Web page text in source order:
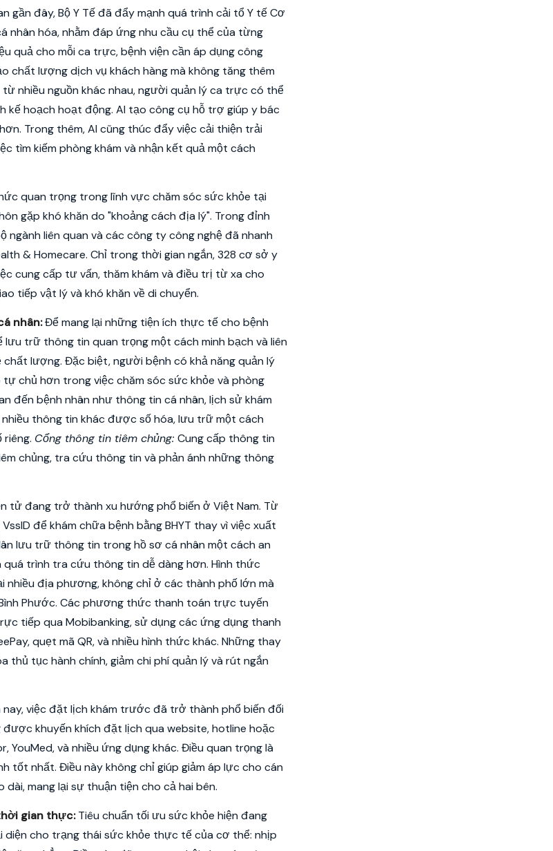
gần đây, Bộ Y Tế đã đẩy mạnh quá trình cải tổ Y tế Cơ
nhân hóa, nhằm đáp ứng nhu cầu cụ thể của từng
quả cho mỗi ca trực, bệnh viện cần áp dụng công
chất lượng dịch vụ khách hàng mà không tăng thêm
nhiều nguồn khác nhau, người quản lý ca trực có thể
kế hoạch hoạt động. AI tạo công cụ hỗ trợ giúp y bác
Trong thêm, AI cũng thúc đẩy việc cải thiện trải
tìm kiếm phòng khám và nhận kết quả một cách
quan trọng trong lĩnh vực chăm sóc sức khỏe tại
gặp khó khăn do "khoảng cách địa lý". Trong đỉnh
ngành liên quan và các công ty công nghệ đã nhanh
& Homecare. Chỉ trong thời gian ngắn, 328 cơ sở y
cung cấp tư vấn, thăm khám và điều trị từ xa cho
tiếp vật lý và khó khăn về di chuyển.
nhân:Để mang lại những tiện ích thực tế cho bệnh
trữ thông tin quan trọng một cách minh bạch và liên
lượng. Đặc biệt, người bệnh có khả năng quản lý
chủ hơn trong việc chăm sóc sức khỏe và phòng
đến bệnh nhân như thông tin cá nhân, lịch sử khám
thông tin khác được số hóa, lưu trữ một cách
Cổng thông tin tiêm chủng: Cung cấp thông tin
chủng, tra cứu thông tin và phản ánh những thông
tử đang trở thành xu hướng phổ biến ở Việt Nam. Từ
để khám chữa bệnh bằng BHYT thay vì việc xuất
lưu trữ thông tin trong hồ sơ cá nhân một cách an
trình tra cứu thông tin dễ dàng hơn. Hình thức
địa phương, không chỉ ở các thành phố lớn mà
Phước. Các phương thức thanh toán trực tuyến
tiếp qua Mobibanking, sử dụng các ứng dụng thanh
quẹt mã QR, và nhiều hình thức khác. Những thay
tục hành chính, giảm chi phí quản lý và rút ngắn
nay, việc đặt lịch khám trước đã trở thành phổ biến đối
khuyến khích đặt lịch qua website, hotline hoặc
và nhiều ứng dụng khác. Điều quan trọng là
tốt nhất. Điều này không chỉ giúp giảm áp lực cho cán
mang lại sự thuận tiện cho cả hai bên.
gian thực:Tiêu chuẩn tối ưu sức khỏe hiện đang
cho trạng thái sức khỏe thực tế của cơ thể: nhịp